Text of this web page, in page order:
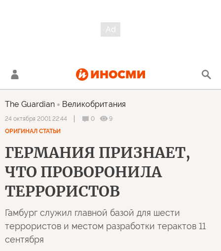
The Guardian Великобритания
24 октября 2001 22:44 0
9
ОРИГИНАЛ СТАТЬИ
ГЕРМАНИЯ ПРИЗНАЕТ,
ЧТО ПРОВОРОНИЛА
ТЕРРОРИСТОВ
Гамбург служил главной базой для шести
террористов и местом разработки терактов 11
сентября